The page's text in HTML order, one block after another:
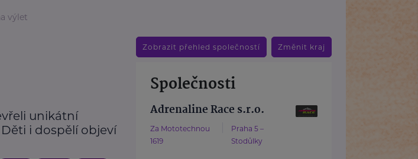
výlet
unikátní
i dospělí objeví
Zobrazit přehled společností Změnit kraj
Společnosti
Adrenaline Race s.r.o.
Za Mototechnou
1619
Praha 5 –
Stodůlky